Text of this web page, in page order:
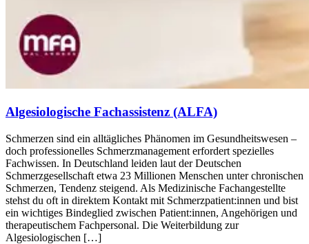
Algesiologische Fachassistenz (ALFA)
Schmerzen sind ein alltägliches Phänomen im Gesundheitswesen –
doch professionelles Schmerzmanagement erfordert spezielles
Fachwissen. In Deutschland leiden laut der Deutschen
Schmerzgesellschaft etwa 23 Millionen Menschen unter chronischen
Schmerzen, Tendenz steigend. Als Medizinische Fachangestellte
stehst du oft in direktem Kontakt mit Schmerzpatient:innen und bist
ein wichtiges Bindeglied zwischen Patient:innen, Angehörigen und
therapeutischem Fachpersonal. Die Weiterbildung zur
Algesiologischen […]